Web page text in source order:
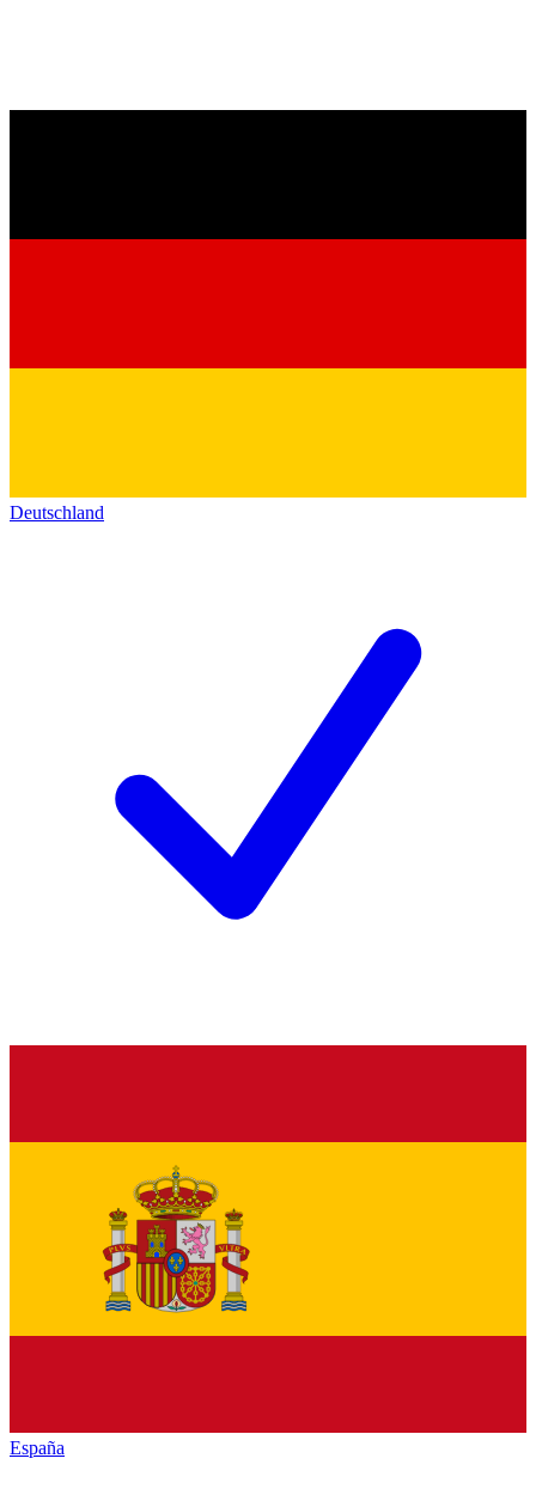
Deutschland
España